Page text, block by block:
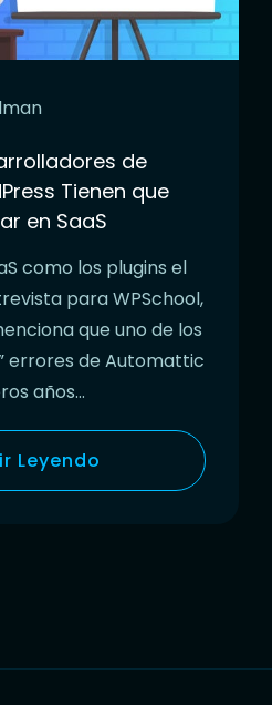
de
Tienen que
en SaaS
como los plugins el
para WPSchool,
que uno de los
errores de Automattic
años…
Leyendo